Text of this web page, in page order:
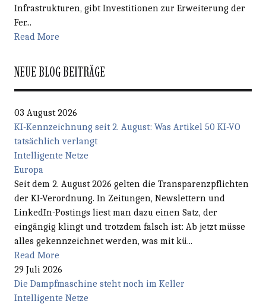
Infrastrukturen, gibt Investitionen zur Erweiterung der
Fer...
Read More
NEUE BLOG BEITRÄGE
03 August 2026
KI-Kennzeichnung seit 2. August: Was Artikel 50 KI-VO
tatsächlich verlangt
Intelligente Netze
Europa
Seit dem 2. August 2026 gelten die Transparenzpflichten
der KI-Verordnung. In Zeitungen, Newslettern und
LinkedIn-Postings liest man dazu einen Satz, der
eingängig klingt und trotzdem falsch ist: Ab jetzt müsse
alles gekennzeichnet werden, was mit kü...
Read More
29 Juli 2026
Die Dampfmaschine steht noch im Keller
Intelligente Netze